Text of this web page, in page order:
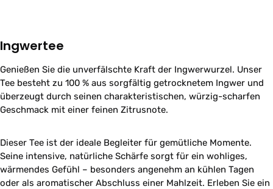
Ingwertee
Genießen Sie die unverfälschte Kraft der Ingwerwurzel. Unser
Tee besteht zu 100 % aus sorgfältig getrocknetem Ingwer und
überzeugt durch seinen charakteristischen, würzig-scharfen
Geschmack mit einer feinen Zitrusnote.
Dieser Tee ist der ideale Begleiter für gemütliche Momente.
Seine intensive, natürliche Schärfe sorgt für ein wohliges,
wärmendes Gefühl – besonders angenehm an kühlen Tagen
oder als aromatischer Abschluss einer Mahlzeit. Erleben Sie ein